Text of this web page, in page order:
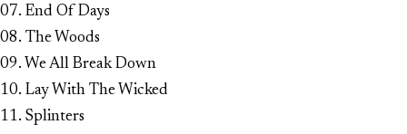
07. End Of Days
08. The Woods
09. We All Break Down
10. Lay With The Wicked
11. Splinters